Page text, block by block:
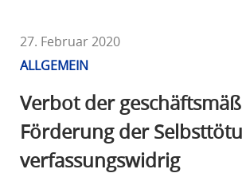
27. Februar 2020
ALLGEMEIN
Verbot der
Förderung der
verfassungswidrig